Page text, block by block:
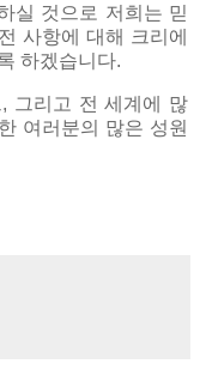
실 것으로 저희는 믿
사항에 대해 크리에
하겠습니다.
그리고 전 세계에 많
여러분의 많은 성원